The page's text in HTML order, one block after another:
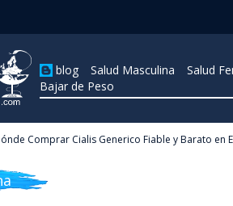
blog Salud Masculina Salud
Bajar de Peso
Dónde Comprar Cialis Generico Fiable y Barato en